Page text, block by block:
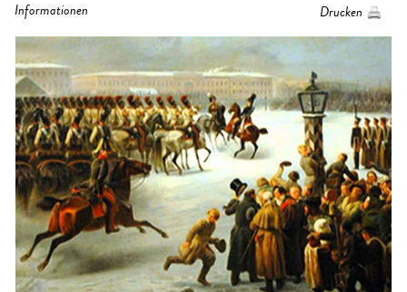
Informationen Drucken